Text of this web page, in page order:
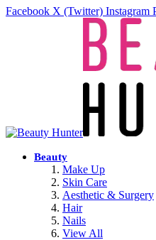
Facebook X (Twitter) Instagram
Beauty
Make Up
Skin Care
Aesthetic & Surgery
Hair
Nails
View All